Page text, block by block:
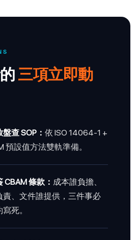
三項立即動
查 SOP： 依 ISO 14064-1 +
預設值方法雙軌準備。
CBAM 條款： 成本誰負擔、
責、文件誰提供，三件事必
死。